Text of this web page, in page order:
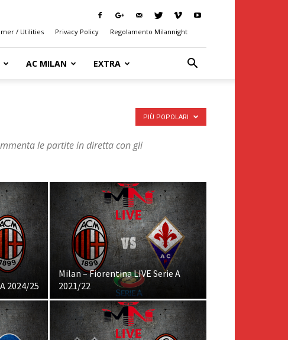
/ Utilities Privacy Policy Regolamento Milannight
AC MILAN EXTRA
le partite in diretta con gli
PIÙ POPOLARI
2024/25
Milan – Fiorentina LIVE Serie A
2021/22